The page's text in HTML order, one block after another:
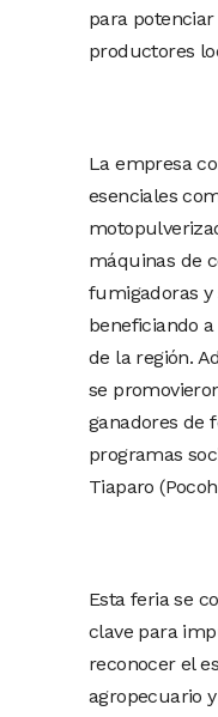
para
productores
La empresa
esenciales
máquinas de
fumigadoras y
beneficiando
de la región.
se
ganadores de
programas
Tiaparo
Esta feria se
clave para
reconocer el
agropecuario